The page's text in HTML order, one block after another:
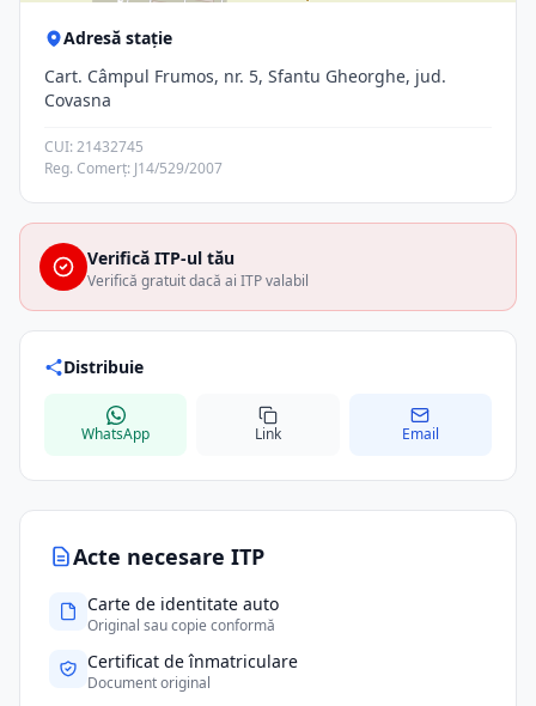
Acte necesare ITP
Carte de identitate auto
Original sau copie conformă
Certificat de înmatriculare
Document original
Adresă stație
Cart. Câmpul Frumos, nr. 5, Sfantu Gheorghe, jud.
Covasna
CUI: 21432745
Reg. Comerț: J14/529/2007
Verifică ITP-ul tău
Verifică gratuit dacă ai ITP valabil
Distribuie
WhatsApp Link Email